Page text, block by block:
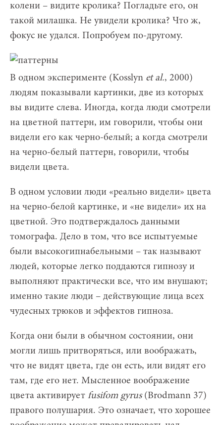
колени – видите кролика? Погладьте его, он
такой милашка. Не увидели кролика? Что ж,
фокус не удался. Попробуем по-другому.
В одном эксперименте (Kosslyn etal., 2000)
людям показывали картинки, две из которых
вы видите слева. Иногда, когда люди смотрели
на цветной паттерн, им говорили, чтобы они
видели его как черно-белый; а когда смотрели
на черно-белый паттерн, говорили, чтобы
видели цвета.
В одном условии люди «реально видели» цвета
на черно-белой картинке, и «не видели» их на
цветной. Это подтверждалось данными
томографа. Дело в том, что все испытуемые
были высокогипнабельными – так называют
людей, которые легко поддаются гипнозу и
выполняют практически все, что им внушают;
именно такие люди – действующие лица всех
чудесных трюков и эффектов гипноза.
Когда они были в обычном состоянии, они
могли лишь притворяться, или воображать,
что не видят цвета, где он есть, или видят его
там, где его нет. Мысленное воображение
цвета активирует fusifom gyrus(Brodmann 37)
правого полушария. Это означает, что хорошее